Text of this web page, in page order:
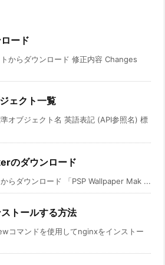
ード
からダウンロード 修正内容 Changes
ェクト一覧
オブジェクト名 英語表記 (API参照名) 標
のダウンロード
らダウンロード 「PSP Wallpaper Mak ...
トールする方法
コマンドを使用してnginxをインストー